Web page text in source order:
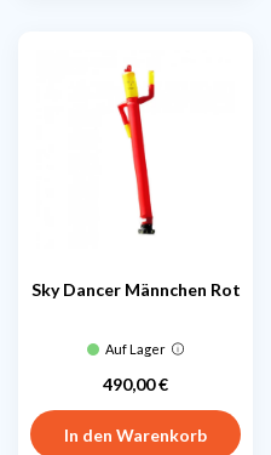
Sky Dancer Männchen Rot
Auf Lager
Preis
490,00 €
In den Warenkorb